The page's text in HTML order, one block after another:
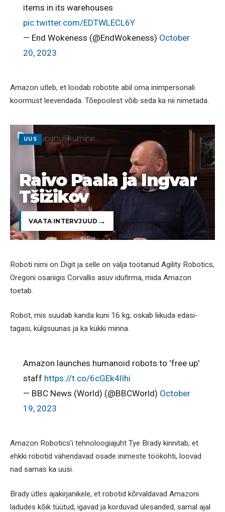
items in its warehouses
pic.twitter.com/EDTWLECL6Y
— End Wokeness (@EndWokeness) October
20, 2023
Amazon ütleb, et loodab robotite abil oma inimpersonali
koormust leevendada. Tõepoolest võib seda ka nii nimetada.
UUS
Raivo Paala ja Ingvar
Tšižikov
VAATA INTERVJUUD
Roboti nimi on Digit ja selle on välja töötanud Agility Robotics,
Oregoni osariigis Corvallis asuv idufirma, mida Amazon
toetab.
Robot, mis suudab kanda kuni 16 kg, oskab liikuda edasi-
tagasi, külgsuunas ja ka kükki minna.
Amazon launches humanoid robots to 'free up'
staff https://t.co/6cGEk4lIhi
— BBC News (World) (@BBCWorld) October
19, 2023
Amazon Robotics’i tehnoloogiajuht Tye Brady kinnitab, et
ehkki robotid vähendavad osade inimeste töökohti, loovad
nad samas ka uusi.
Brady ütles ajakirjanikele, et robotid kõrvaldavad Amazoni
ladudes kõik tüütud, igavad ja korduvad ülesanded, samal ajal